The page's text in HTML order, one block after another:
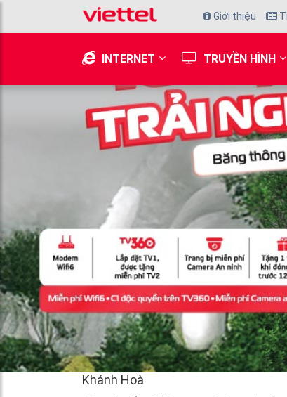
Giới thiệu
INTERNET TRUYỀN HÌNH
Khánh Hoà